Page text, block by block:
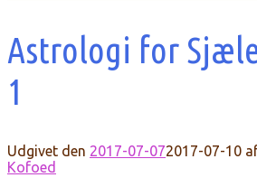
Astrologi for
1
Udgivet den 2017-07-072017-07-10
Kofoed